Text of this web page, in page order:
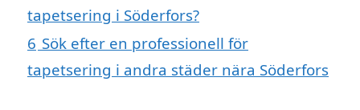
tapetsering i Söderfors?
6 Sök efter en professionell för
tapetsering i andra städer nära Söderfors